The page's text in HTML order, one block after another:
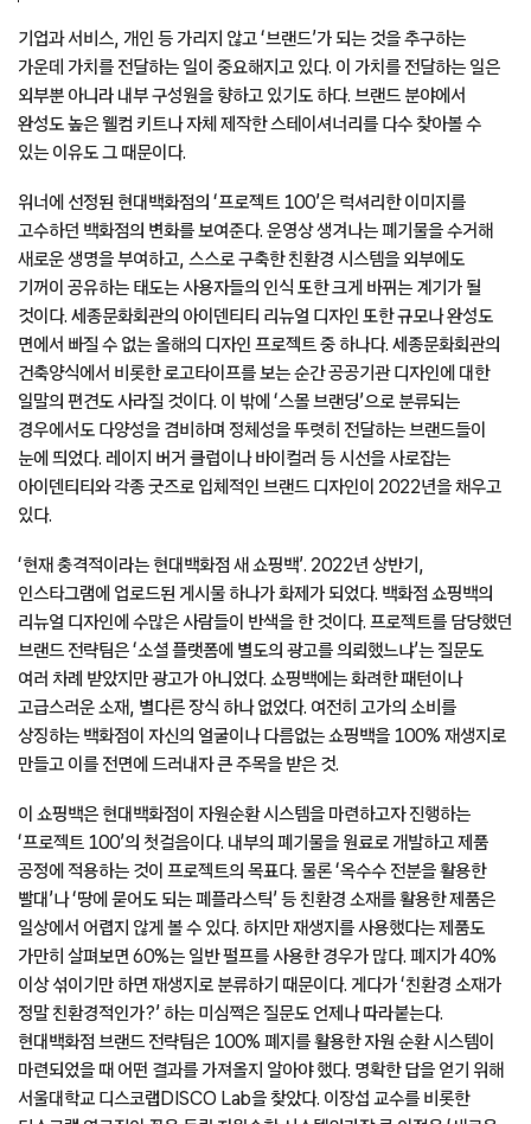
기업과 서비스, 개인 등 가리지 않고 ‘브랜드’가 되는 것을 추구하는
가운데 가치를 전달하는 일이 중요해지고 있다. 이 가치를 전달하는 일은
외부뿐 아니라 내부 구성원을 향하고 있기도 하다. 브랜드 분야에서
완성도 높은 웰컴 키트나 자체 제작한 스테이셔너리를 다수 찾아볼 수
있는 이유도 그 때문이다.
위너에 선정된 현대백화점의 ‘프로젝트 100’은 럭셔리한 이미지를
고수하던 백화점의 변화를 보여준다. 운영상 생겨나는 폐기물을 수거해
새로운 생명을 부여하고, 스스로 구축한 친환경 시스템을 외부에도
기꺼이 공유하는 태도는 사용자들의 인식 또한 크게 바뀌는 계기가 될
것이다. 세종문화회관의 아이덴티티 리뉴얼 디자인 또한 규모나 완성도
면에서 빠질 수 없는 올해의 디자인 프로젝트 중 하나다. 세종문화회관의
건축양식에서 비롯한 로고타이프를 보는 순간 공공기관 디자인에 대한
일말의 편견도 사라질 것이다. 이 밖에 ‘스몰 브랜딩’으로 분류되는
경우에서도 다양성을 겸비하며 정체성을 뚜렷히 전달하는 브랜드들이
눈에 띄었다. 레이지 버거 클럽이나 바이컬러 등 시선을 사로잡는
아이덴티티와 각종 굿즈로 입체적인 브랜드 디자인이 2022년을 채우고
있다.
‘현재 충격적이라는 현대백화점 새 쇼핑백’. 2022년 상반기,
인스타그램에 업로드된 게시물 하나가 화제가 되었다. 백화점 쇼핑백의
리뉴얼 디자인에 수많은 사람들이 반색을 한 것이다. 프로젝트를 담당했던
브랜드 전략팀은 ‘소셜 플랫폼에 별도의 광고를 의뢰했느냐’는 질문도
여러 차례 받았지만 광고가 아니었다. 쇼핑백에는 화려한 패턴이나
고급스러운 소재, 별다른 장식 하나 없었다. 여전히 고가의 소비를
상징하는 백화점이 자신의 얼굴이나 다름없는 쇼핑백을 100% 재생지로
만들고 이를 전면에 드러내자 큰 주목을 받은 것.
이 쇼핑백은 현대백화점이 자원순환 시스템을 마련하고자 진행하는
‘프로젝트 100’의 첫걸음이다. 내부의 폐기물을 원료로 개발하고 제품
공정에 적용하는 것이 프로젝트의 목표다. 물론 ‘옥수수 전분을 활용한
빨대’나 ‘땅에 묻어도 되는 폐플라스틱’ 등 친환경 소재를 활용한 제품은
일상에서 어렵지 않게 볼 수 있다. 하지만 재생지를 사용했다는 제품도
가만히 살펴보면 60%는 일반 펄프를 사용한 경우가 많다. 폐지가 40%
이상 섞이기만 하면 재생지로 분류하기 때문이다. 게다가 ‘친환경 소재가
정말 친환경적인가?’ 하는 미심쩍은 질문도 언제나 따라붙는다.
현대백화점 브랜드 전략팀은 100% 폐지를 활용한 자원 순환 시스템이
마련되었을 때 어떤 결과를 가져올지 알아야 했다. 명확한 답을 얻기 위해
서울대학교 디스코랩DISCO Lab을 찾았다. 이장섭 교수를 비롯한